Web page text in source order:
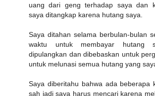
uang dari geng terhadap saya dan
saya ditangkap karena hutang saya.
Saya ditahan selama berbulan-bulan
waktu untuk membayar hutang
dipulangkan dan dibebaskan untuk
untuk melunasi semua hutang yang
Saya diberitahu bahwa ada beberapa
sah jadi saya harus mencari karena